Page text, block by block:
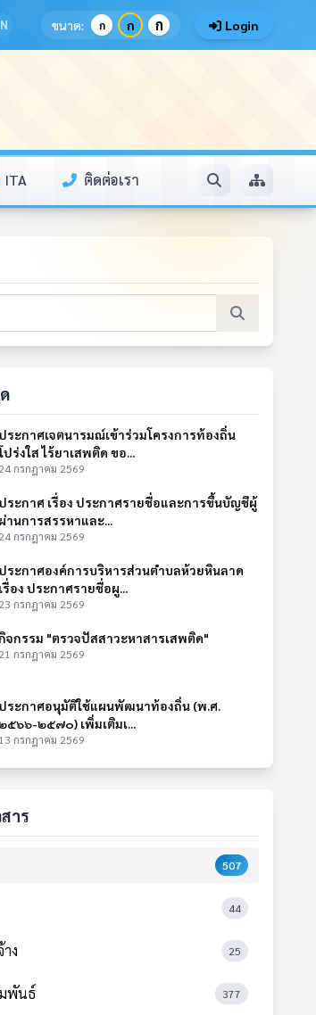
ขนาด: ก ก ก Login
ITA ติดต่อเรา
ระกาศเจตนารมณ์เข้าร่วมโครงการท้องถิ่น
ปร่งใส ไร้ยาเสพติด ขอ...
24 กรกฎาคม 2569
ระกาศ เรื่อง ประกาศรายชื่อและการขึ้นบัญชีผู้
ผ่านการสรรหาและ...
24 กรกฎาคม 2569
ระกาศองค์การบริหารส่วนตำบลห้วยหินลาด
เรื่อง ประกาศรายชื่อผู...
23 กรกฎาคม 2569
จกรรม "ตรวจปัสสาวะหาสารเสพติด"
21 กรกฎาคม 2569
ระกาศอนุมัติใช้แผนพัฒนาท้องถิ่น (พ.ศ.
๕๖๖-๒๕๗๐) เพิ่มเติมเ...
13 กรกฎาคม 2569
าร
507
44
ง 25
พันธ์ 377